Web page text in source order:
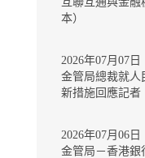
本）
2026年07月07日
金管局總裁就人
新措施回應記者
2026年07月06日
金管局－香港銀